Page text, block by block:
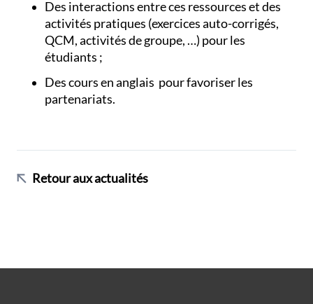
Des interactions entre ces ressources et des
activités pratiques (exercices auto-corrigés,
QCM, activités de groupe, …) pour les
étudiants ;
Des cours en anglais pour favoriser les
partenariats.
Retour aux actualités